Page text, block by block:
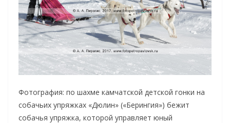
Фотография: по шахме камчатской детской гонки на
собачьих упряжках «Дюлин» («Берингия») бежит
собачья упряжка, которой управляет юный